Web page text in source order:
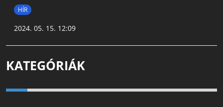
HÍR
2024. 05. 15. 12:09
KATEGÓRIÁK